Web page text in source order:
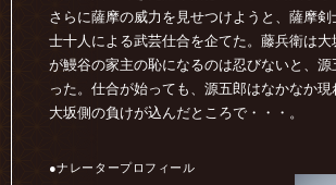
さらに薩摩の威力を見せつけようと、薩摩剣
士十人による武芸仕合を企てた。藤兵衛は
が鰻谷の家主の恥になるのは忍びないと、源
った。仕合が始っても、源五郎はなかなか現
大坂側の負けが込んだところで・・・。
●ナレータープロフィール